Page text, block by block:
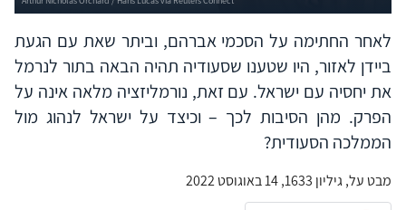
לאחר החתימה על הסכמי אברהם, וביתר שאת עם הגעת
ביידן לאזור, היו שטענו שסעודיה תהיה הבאה בתור לנרמל
את יחסיה עם ישראל. עם זאת, נורמליזציה מלאה אינה על
הפרק. מהן הסיבות לכך – וכיצד על ישראל לנהוג מול
הממלכה הסעודית?
מבט על, גיליון 1633, 14 באוגוסט 2022